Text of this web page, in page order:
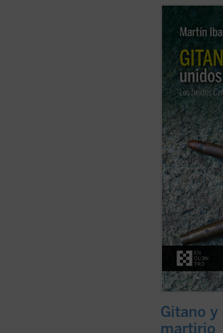
El martirio
Barbastro
perseguida
muerte de
este libro
Gitano y
martirio